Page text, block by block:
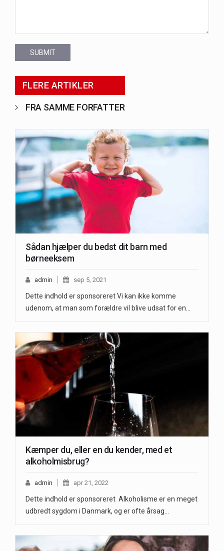
SUBMIT
FLERE ARTIKLER
FRA SAMME FORFATTER
Sådan hjælper du bedst dit barn med
børneeksem
admin sep 5, 2021
Dette indhold er sponsoreret Vi kan ikke komme
udenom, at man som forældre vil blive udsat for en…
Kæmper du, eller en du kender, med et
alkoholmisbrug?
admin apr 21, 2022
Dette indhold er sponsoreret Alkoholisme er en meget
udbredt sygdom i Danmark, og er ofte årsag…